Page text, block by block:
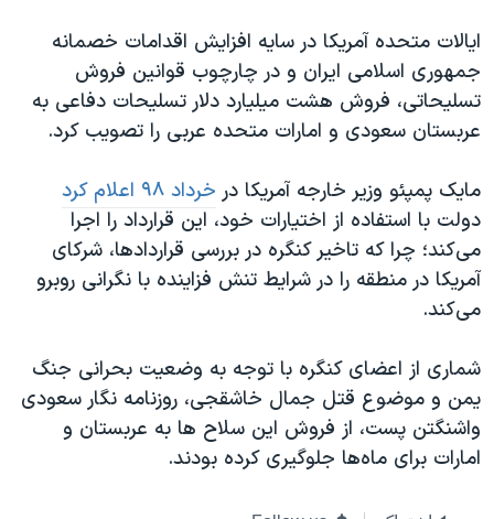
ایالات متحده آمریکا در سایه افزایش اقدامات خصمانه
جمهوری اسلامی ایران و در چارچوب قوانین فروش
تسلیحاتی، فروش هشت میلیارد دلار تسلیحات دفاعی به
عربستان سعودی و امارات متحده عربی را تصویب کرد.
مایک پمپئو وزیر خارجه آمریکا در خرداد ۹۸ اعلام کرد
دولت با استفاده از اختیارات خود، این قرارداد را اجرا
می‌کند؛ چرا که تاخیر کنگره در بررسی قراردادها، شرکای
آمریکا در منطقه را در شرایط تنش فزاینده با نگرانی روبرو
می‌کند.
شماری از اعضای کنگره با توجه به وضعیت بحرانی جنگ
یمن و موضوع قتل جمال خاشقجی، روزنامه نگار سعودی
واشنگتن پست، از فروش این سلاح ها به عربستان و
امارات برای ماه‌ها جلوگیری کرده بودند.